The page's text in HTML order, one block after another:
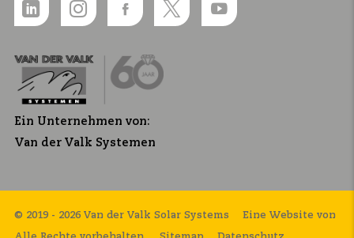
Ein Unternehmen von:
Van der Valk Systemen
© 2019 - 2026 Van der Valk Solar Systems Eine Website von